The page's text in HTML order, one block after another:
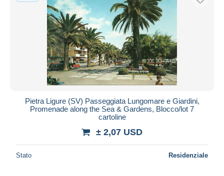
Pietra Ligure (SV) Passeggiata Lungomare e Giardini,
Promenade along the Sea & Gardens, Blocco/lot 7
cartoline
± 2,07 USD
Stato Residenziale